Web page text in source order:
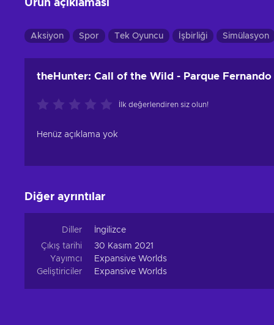
Ürün açıklaması
Aksiyon Spor Tek Oyuncu İşbirliği Simülasyon
theHunter: Call of the Wild - Parque Fernando
İlk değerlendiren siz olun!
Henüz açıklama yok
Diğer ayrıntılar
Diller
İngilizce
Çıkış tarihi
30 Kasım 2021
Yayımcı
Expansive Worlds
Geliştiriciler
Expansive Worlds